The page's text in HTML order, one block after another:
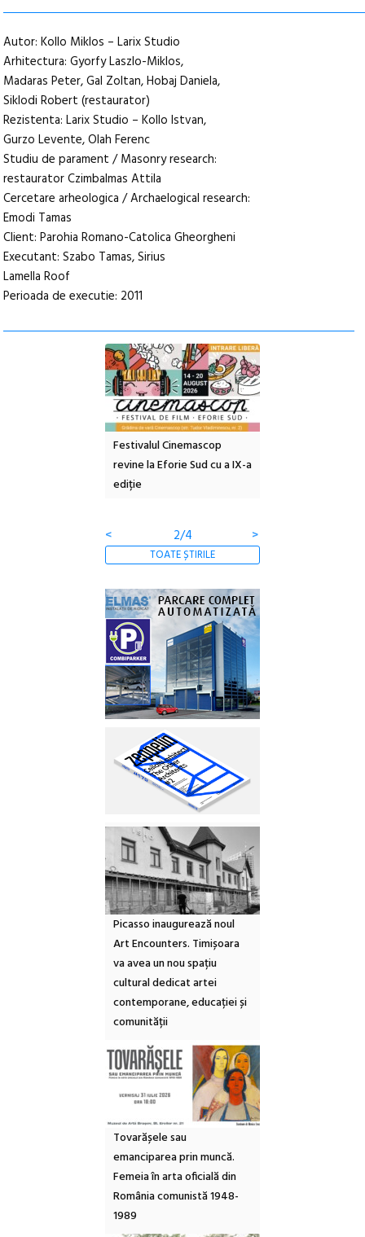
Autor: Kollo Miklos – Larix Studio
Arhitectura: Gyorfy Laszlo-Miklos,
Madaras Peter, Gal Zoltan, Hobaj Daniela,
Siklodi Robert (restaurator)
Rezistenta: Larix Studio – Kollo Istvan,
Gurzo Levente, Olah Ferenc
Studiu de parament / Masonry research:
restaurator Czimbalmas Attila
Cercetare arheologica / Archaelogical research:
Emodi Tamas
Client: Parohia Romano-Catolica Gheorgheni
Executant: Szabo Tamas, Sirius
Lamella Roof
Perioada de executie: 2011
Festivalul Cinemascop
revine la Eforie Sud cu a IX-a
ediție
<
2/4 >
TOATE ȘTIRILE
Picasso inaugurează noul
Art Encounters. Timișoara
va avea un nou spațiu
cultural dedicat artei
contemporane, educației și
comunității
Tovarășele sau
emanciparea prin muncă.
Femeia în arta oficială din
România comunistă 1948-
1989